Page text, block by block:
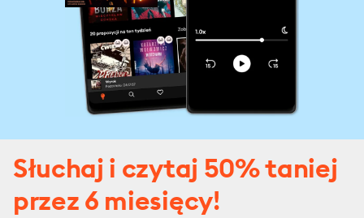
Słuchaj i czytaj 50% taniej
przez 6 miesięcy!